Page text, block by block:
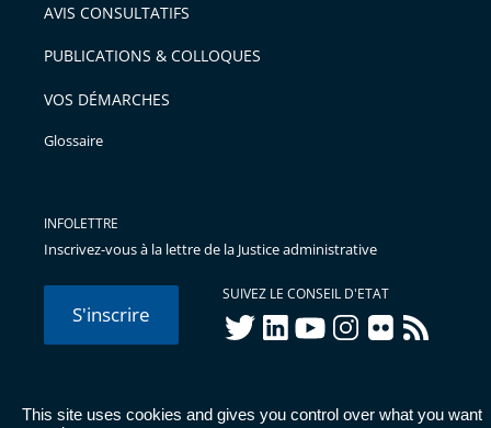
This site uses cookies and gives you control over what you want
AVIS CONSULTATIFS
PUBLICATIONS & COLLOQUES
VOS DÉMARCHES
Glossaire
INFOLETTRE
Inscrivez-vous à la lettre de la Justice administrative
S'inscrire
SUIVEZ LE CONSEIL D'ETAT
twitterlinkedInyoutubeinstagram
flickr rss